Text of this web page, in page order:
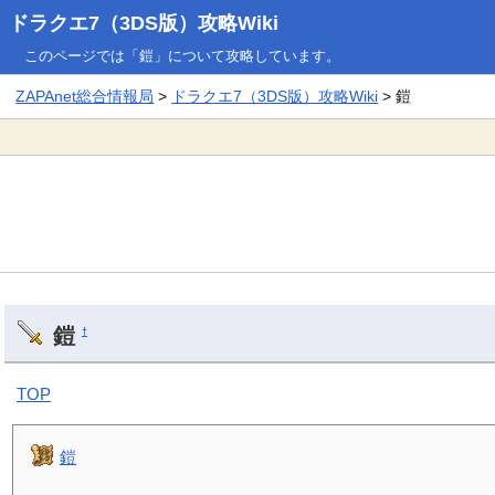
ドラクエ7（3DS版）攻略Wiki
このページでは「鎧」について攻略しています。
ZAPAnet総合情報局 > ドラクエ7（3DS版）攻略Wiki > 鎧
鎧 †
TOP
鎧